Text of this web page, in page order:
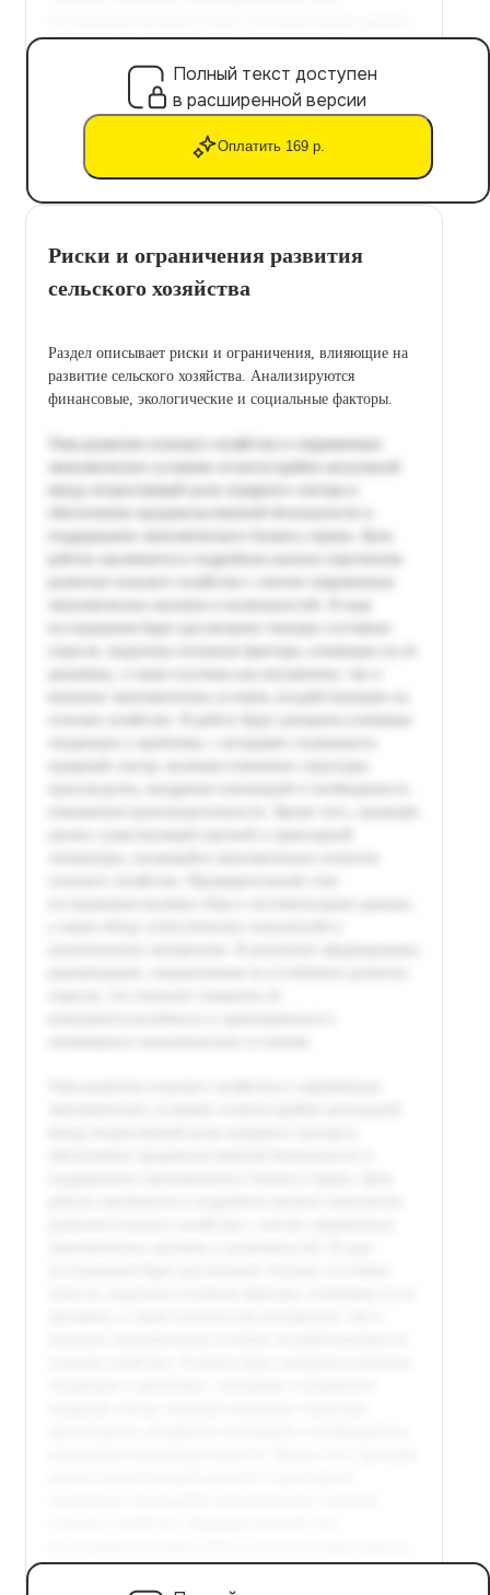
Полный текст доступен
в расширенной версии
Оплатить 169 р.
Риски и ограничения развития
сельского хозяйства
Раздел описывает риски и ограничения, влияющие на
развитие сельского хозяйства. Анализируются
финансовые, экологические и социальные факторы.